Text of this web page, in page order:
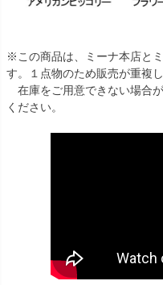
※この商品は、ミーナ本店と
す。１点物のため販売が重複し
在庫をご用意できない場合
ください。